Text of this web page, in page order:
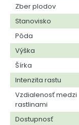
Zber plodov
Stanovisko
Pôda
Výška
Šírka
Intenzita rastu
Vzdialenosť medzi
rastlinami
Dostupnosť